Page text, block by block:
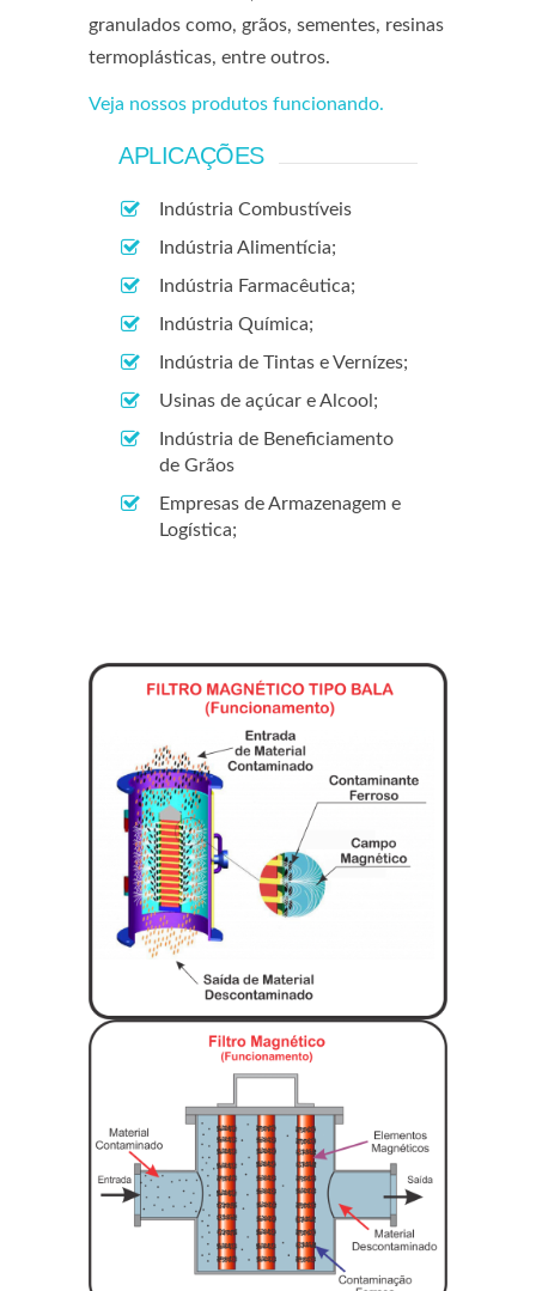
granulados como, grãos, sementes, resinas
termoplásticas, entre outros.
Veja nossos produtos funcionando.
APLICAÇÕES
Indústria Combustíveis
Indústria Alimentícia;
Indústria Farmacêutica;
Indústria Química;
Indústria de Tintas e Vernízes;
Usinas de açúcar e Alcool;
Indústria de Beneficiamento
de Grãos
Empresas de Armazenagem e
Logística;